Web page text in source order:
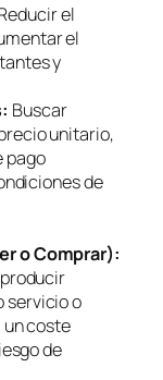
el
el
y
Buscar
unitario,
pago
de
o Comprar):
servicio o
coste
de